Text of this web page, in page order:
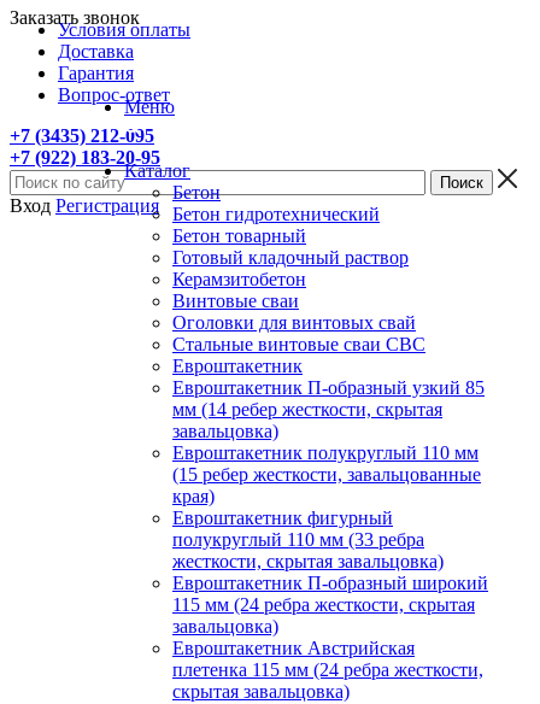
Условия оплаты
Доставка
Гарантия
Вопрос-ответ
+7 (3435) 212-095
+7 (922) 183-20-95
Заказать звонок
Вход Регистрация
Меню
Каталог
Бетон
Бетон гидротехнический
Бетон товарный
Готовый кладочный раствор
Керамзитобетон
Винтовые сваи
Оголовки для винтовых свай
Стальные винтовые сваи СВС
Евроштакетник
Евроштакетник П-образный узкий 85
мм (14 ребер жесткости, скрытая
завальцовка)
Евроштакетник полукруглый 110 мм
(15 ребер жесткости, завальцованные
края)
Евроштакетник фигурный
полукруглый 110 мм (33 ребра
жесткости, скрытая завальцовка)
Евроштакетник П-образный широкий
115 мм (24 ребра жесткости, скрытая
завальцовка)
Евроштакетник Австрийская
плетенка 115 мм (24 ребра жесткости,
скрытая завальцовка)